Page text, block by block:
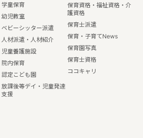
学童保育
幼児教室
ベビーシッター派遣
人材派遣・人材紹介
児童養護施設
院内保育
認定こども園
放課後等デイ・児童発達
支援
保育資格・福祉資格・介
護資格
保育士派遣
保育・子育てNews
保育園写真
保育士資格
ココキャリ